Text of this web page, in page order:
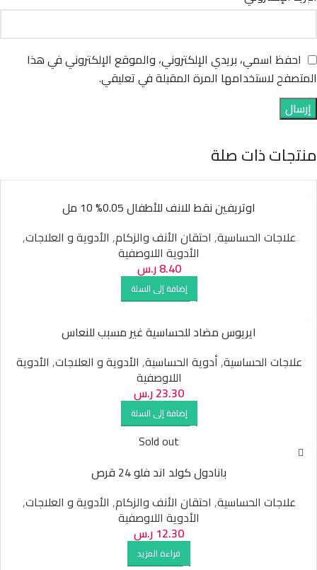
احفظ اسمي، بريدي الإلكتروني، والموقع الإلكتروني في هذا
المتصفح لاستخدامها المرة المقبلة في تعليقي.
منتجات ذات صلة
اوتريفين نقط للانف للأطفال 0.05% 10 مل
علاجات الحساسية, احتقان الأنف والزكام, الأدوية و العلاجات,
الأدوية اللاوصفية
8.40ر.س
إضافة إلى السلة
ايريوس مضاد للحساسية غير مسبب للنعاس
علاجات الحساسية,أدوية الحساسية, الأدوية و العلاجات, الأدوية
اللاوصفية
23.30ر.س
إضافة إلى السلة
Sold out
بانادول كولد اند فلو 24 قرص
علاجات الحساسية, احتقان الأنف والزكام, الأدوية و العلاجات,
الأدوية اللاوصفية
12.30 ر.س
قراءة المزيد